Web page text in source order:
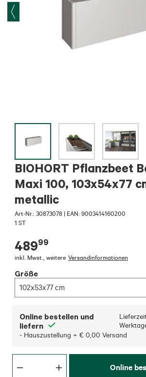
BIOHORT Pflanzbeet
Maxi 100, 103x54x77
metallic
Art-Nr.: 30873078 | EAN: 9003414160200
1 ST
48999
inkl. Mwst. weitere Versandinformationen
Größe
102x53x77 cm
Online bestellen und
liefern
- Hauszustellung + € 0,00 Versand
Online